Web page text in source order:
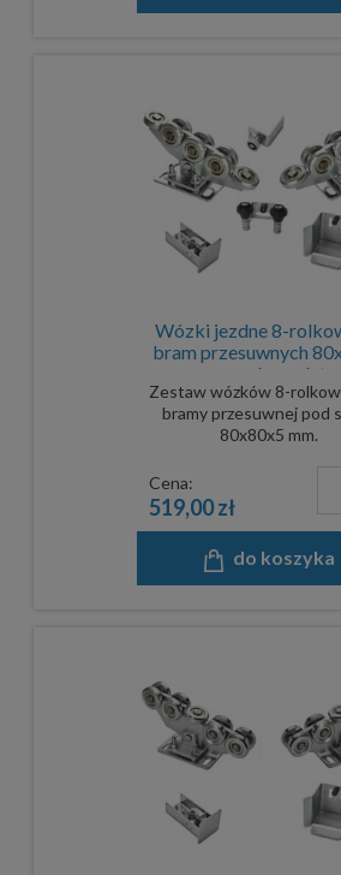
Wózki jezdne 8-
bram przesuwnych
mm - komplet
Zestaw wózków 8-
bramy przesuwnej pod
80x80x5 mm.
Cena:
519,00 zł
do koszyka